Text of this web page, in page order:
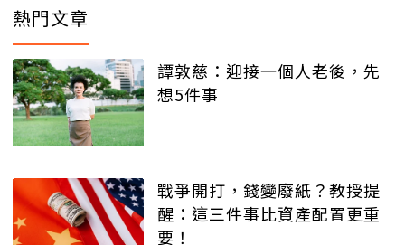
熱門文章
譚敦慈：迎接一個人老後，先
想5件事
戰爭開打，錢變廢紙？教授提
醒：這三件事比資產配置更重
要！